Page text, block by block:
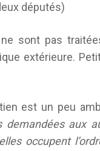
députés)
ne sont pas
extérieure.
est un peu
demandées aux
occupent